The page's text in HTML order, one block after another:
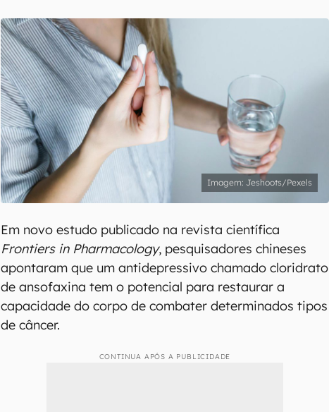
Confirmo que li, aceito e concordo com os
Jeshoots/Pexels
Em novo estudo publicado na revista científica
Frontiers in Pharmacology, pesquisadores chineses
apontaram que um antidepressivo chamado cloridrato
de ansofaxina tem o potencial para restaurar a
capacidade do corpo de combater determinados tipos
de câncer.
CONTINUA APÓS A PUBLICIDADE